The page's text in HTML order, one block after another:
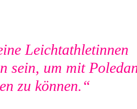
Leichtathletinnen
sein, um mit
zu können.“